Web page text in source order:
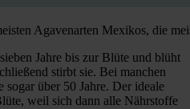
Agavenarten Mexikos, die
Jahre bis zur Blüte und blüht
stirbt sie. Bei manchen
sogar über 50 Jahre. Der ideale
weil sich dann alle Nährstoffe